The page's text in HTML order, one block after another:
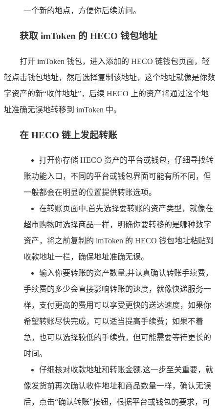
一个新的地点，方便你后续访问。
获取 imToken 的 HECO 钱包地址
打开 imToken 钱包，进入添加的 HECO 链钱包页面，轻
轻点击钱包地址，然后选择复制该地址，这个地址就像是你数
字资产的新“收件地址”，后续 HECO 上的资产将通过这个地
址准确无误地转移到 imToken 中。
在 HECO 链上发起转账
打开你存储 HECO 资产的平台或钱包，仔细寻找转
账功能入口，不同的平台或钱包界面可能有所不同，但
一般都会在明显的位置提供转账选项。
在转账页面中,首先选择要转账的资产类型，就像在
超市购物时选择商品一样，明确你要转移的是哪种数字
资产，将之前复制的 imToken 的 HECO 钱包地址粘贴到
收款地址一栏，确保地址准确无误。
输入你要转账的资产数量,并认真确认转账手续费，
手续费的多少会直接影响转账的速度，就像快递服务一
样，支付更高的费用可以享受更快的送达速度，如果你
希望转账尽快完成，可以适当提高手续费；如果不着
急，也可以选择较低的手续费，但可能需要等待更长的
时间。
仔细核对收款地址和转账金额,这一步至关重要，就
像发货前再次确认收件地址和商品数量一样，确认无误
后，点击“确认转账”按钮，根据平台或钱包的要求，可